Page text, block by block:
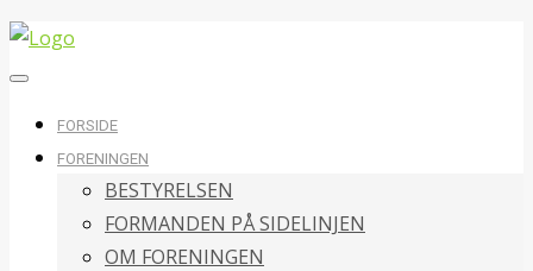
FORSIDE
FORENINGEN
BESTYRELSEN
FORMANDEN PÅ SIDELINJEN
OM FORENINGEN